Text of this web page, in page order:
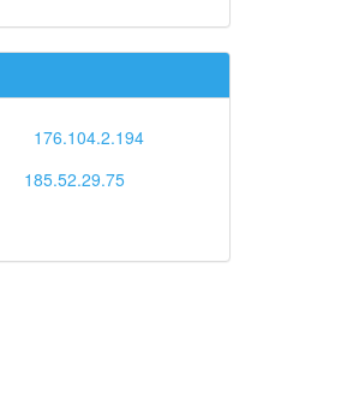
176.104.2.194
185.52.29.75